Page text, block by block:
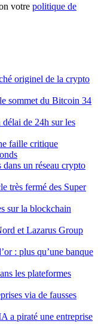
votre politique de
originel de la crypto
sommet du Bitcoin 34
de 24h sur les
faille critique
dans un réseau crypto
très fermé des Super
sur la blockchain
et Lazarus Group
: plus qu’une banque
les plateformes
via de fausses
a piraté une entreprise